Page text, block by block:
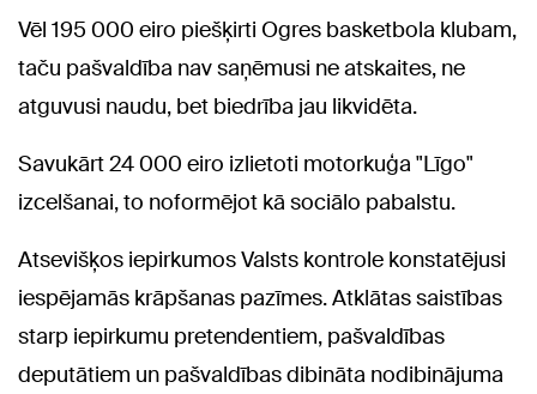
Vēl 195 000 eiro piešķirti Ogres basketbola klubam,
taču pašvaldība nav saņēmusi ne atskaites, ne
atguvusi naudu, bet biedrība jau likvidēta.
Savukārt 24 000 eiro izlietoti motorkuģa "Līgo"
izcelšanai, to noformējot kā sociālo pabalstu.
Atsevišķos iepirkumos Valsts kontrole konstatējusi
iespējamās krāpšanas pazīmes. Atklātas saistības
starp iepirkumu pretendentiem, pašvaldības
deputātiem un pašvaldības dibināta nodibinājuma